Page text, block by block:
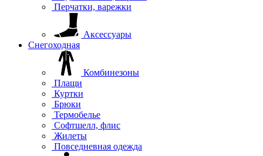
Перчатки, варежки
Аксессуары
Снегоходная
Комбинезоны
Плащи
Куртки
Брюки
Термобелье
Софтшелл, флис
Жилеты
Повседневная одежда